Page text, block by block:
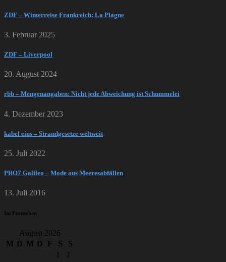
ZDF – Winterreise Frankreich: La Plagne
3. Februar 2025
ZDF – Liverpool
20. August 2024
rbb – Mengenangaben: Nicht jede Abweichung ist Schummelei
4. Dezember 2023
kabel eins – Strandgesetze weltweit
25. Juli 2022
PRO7 Galileo – Mode aus Meeresabfällen
13. Juli 2016
Im Fernsehen
August 2026
M D M D F S
S
1
2